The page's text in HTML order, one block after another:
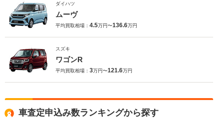
ダイハツ
ムーヴ
平均買取相場： 4.5万円〜136.6万円
スズキ
ワゴンR
平均買取相場： 3万円〜121.6万円
車査定申込み数ランキングから探す